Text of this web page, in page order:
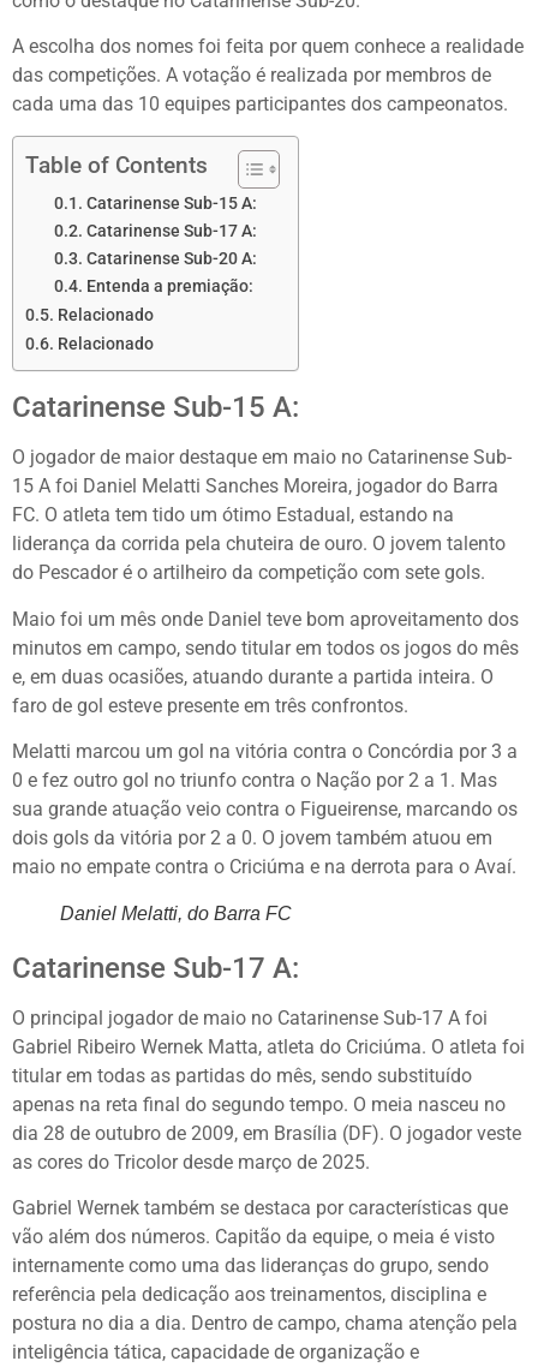
A escolha dos nomes foi feita por quem conhece a realidade
das competições. A votação é realizada por membros de
cada uma das 10 equipes participantes dos campeonatos.
Table of Contents
Catarinense Sub-15 A:
Catarinense Sub-17 A:
Catarinense Sub-20 A:
Entenda a premiação:
Relacionado
Relacionado
Catarinense Sub-15 A:
O jogador de maior destaque em maio no Catarinense Sub-
15 A foi Daniel Melatti Sanches Moreira, jogador do Barra
FC. O atleta tem tido um ótimo Estadual, estando na
liderança da corrida pela chuteira de ouro. O jovem talento
do Pescador é o artilheiro da competição com sete gols.
Maio foi um mês onde Daniel teve bom aproveitamento dos
minutos em campo, sendo titular em todos os jogos do mês
e, em duas ocasiões, atuando durante a partida inteira. O
faro de gol esteve presente em três confrontos.
Melatti marcou um gol na vitória contra o Concórdia por 3 a
0 e fez outro gol no triunfo contra o Nação por 2 a 1. Mas
sua grande atuação veio contra o Figueirense, marcando os
dois gols da vitória por 2 a 0. O jovem também atuou em
maio no empate contra o Criciúma e na derrota para o Avaí.
Daniel Melatti, do Barra FC
Catarinense Sub-17 A:
O principal jogador de maio no Catarinense Sub-17 A foi
Gabriel Ribeiro Wernek Matta, atleta do Criciúma. O atleta foi
titular em todas as partidas do mês, sendo substituído
apenas na reta final do segundo tempo. O meia nasceu no
dia 28 de outubro de 2009, em Brasília (DF). O jogador veste
as cores do Tricolor desde março de 2025.
Gabriel Wernek também se destaca por características que
vão além dos números. Capitão da equipe, o meia é visto
internamente como uma das lideranças do grupo, sendo
referência pela dedicação aos treinamentos, disciplina e
postura no dia a dia. Dentro de campo, chama atenção pela
inteligência tática, capacidade de organização e